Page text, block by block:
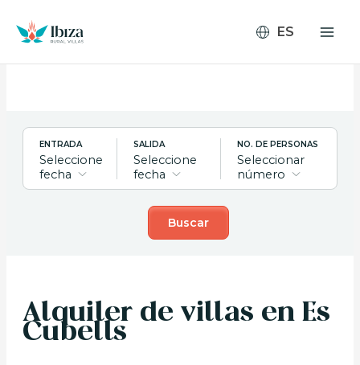
contenido
ENTRADA
Seleccione
fecha
SALIDA
Seleccione
fecha
NO. DE PERSONAS
Seleccionar
número
Buscar
Alquiler de villas en Es
Cubells